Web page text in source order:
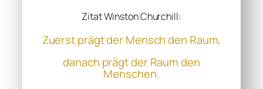
Zitat Winston Churchill:
Zuerst prägt der Mensch den Raum,
danach prägt der Raum den
Menschen.